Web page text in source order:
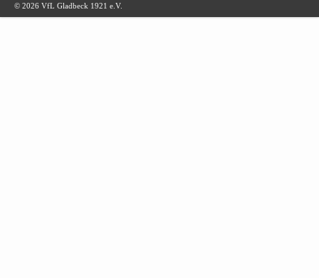
© 2026 VfL Gladbeck 1921 e.V.